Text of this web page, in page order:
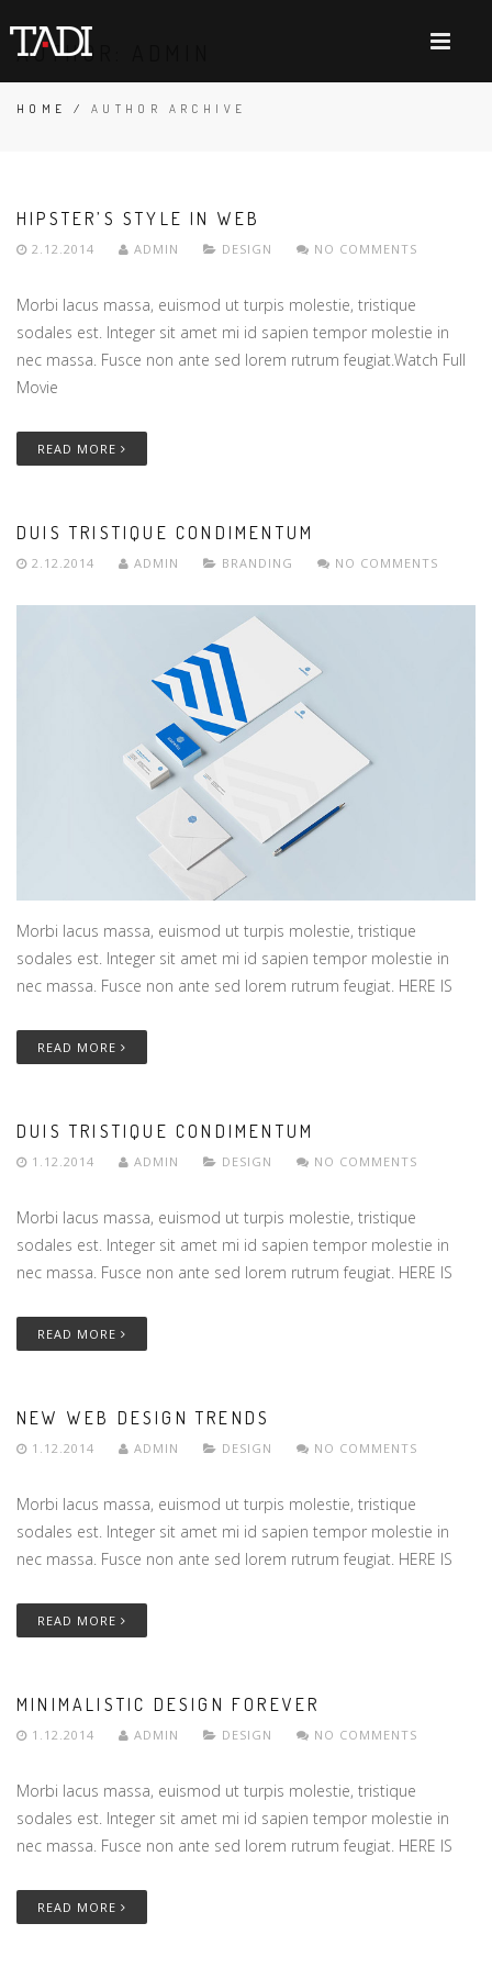
AUTHOR:
HOME / AUTHOR ARCHIVE
HIPSTER’S STYLE IN WEB
2.12.2014 ADMIN DESIGN NO COMMENTS
Morbi lacus massa, euismod ut turpis molestie, tristique
sodales est. Integer sit amet mi id sapien tempor molestie in
nec massa. Fusce non ante sed lorem rutrum feugiat.Watch Full
Movie
READ MORE
DUIS TRISTIQUE CONDIMENTUM
2.12.2014 ADMIN BRANDING NO COMMENTS
Morbi lacus massa, euismod ut turpis molestie, tristique
sodales est. Integer sit amet mi id sapien tempor molestie in
nec massa. Fusce non ante sed lorem rutrum feugiat. HERE IS
READ MORE
DUIS TRISTIQUE CONDIMENTUM
1.12.2014 ADMIN DESIGN NO COMMENTS
Morbi lacus massa, euismod ut turpis molestie, tristique
sodales est. Integer sit amet mi id sapien tempor molestie in
nec massa. Fusce non ante sed lorem rutrum feugiat. HERE IS
READ MORE
NEW WEB DESIGN TRENDS
1.12.2014 ADMIN DESIGN NO COMMENTS
Morbi lacus massa, euismod ut turpis molestie, tristique
sodales est. Integer sit amet mi id sapien tempor molestie in
nec massa. Fusce non ante sed lorem rutrum feugiat. HERE IS
READ MORE
MINIMALISTIC DESIGN FOREVER
1.12.2014 ADMIN DESIGN NO COMMENTS
Morbi lacus massa, euismod ut turpis molestie, tristique
sodales est. Integer sit amet mi id sapien tempor molestie in
nec massa. Fusce non ante sed lorem rutrum feugiat. HERE IS
READ MORE